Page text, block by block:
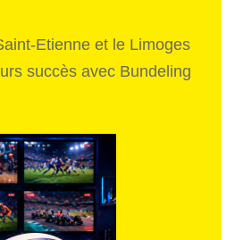
Etienne et le Limoges
succès avec Bundeling